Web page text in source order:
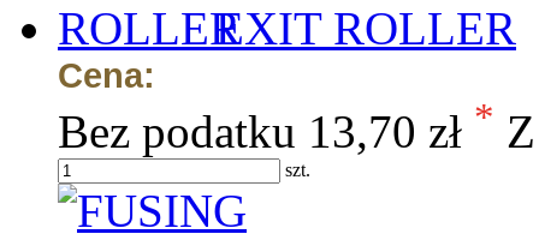
EXIT ROLLER
Cena:
Bez podatku 13,70 zł *
szt.